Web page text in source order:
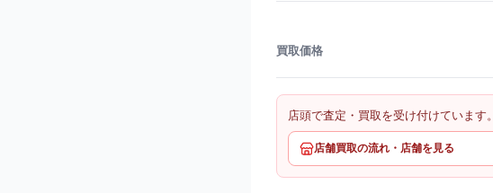
買取価格
店頭で査定・買取を受け付けています。
店舗買取の流れ・店舗を見る